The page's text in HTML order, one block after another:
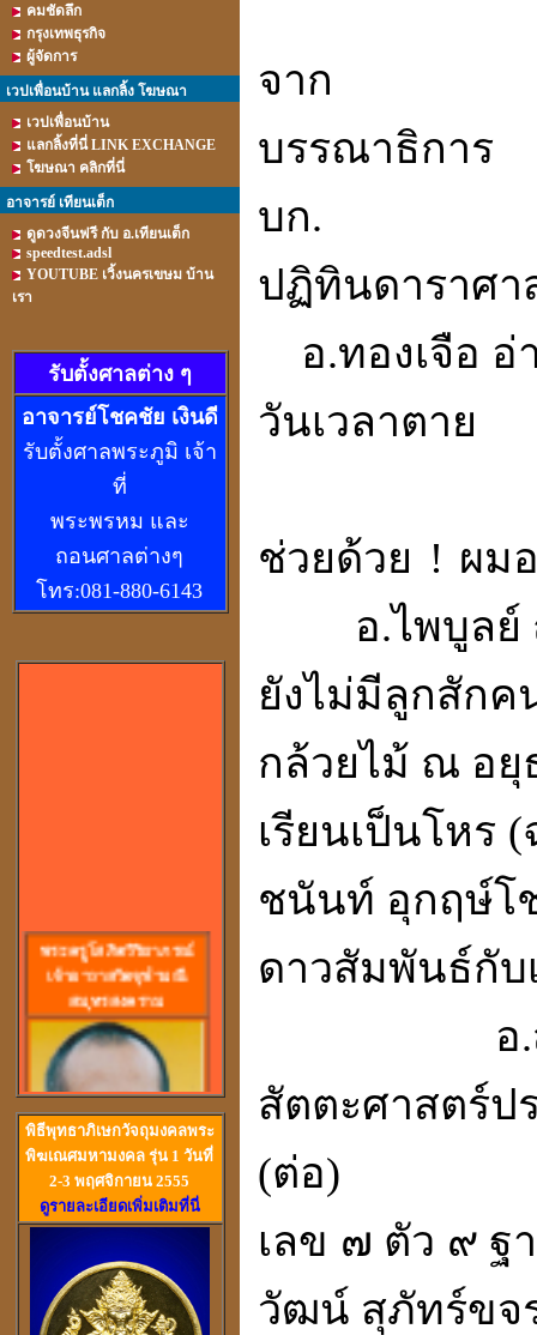
คมชัดลึก
กรุงเทพธุรกิจ
ผู้จัดการ
เวปเพื่อนบ้าน แลกลิ้ง โฆษณา
เวปเพื่อนบ้าน
แลกลิ้งที่นี่ LINK EXCHANGE
โฆษณา คลิกที่นี่
อาจารย์ เทียนเต็ก
ดูดวงจีนฟรี กับ อ.เทียนเต็ก
speedtest.adsl
YOUTUBE เวิ้งนครเขษม บ้าน
เรา
รับตั้งศาลต่าง ๆ
อาจารย์โชคชัย เงินดี
รับตั้งศาลพระภูมิ เจ้า
ที่
พระพรหม และ
ถอนศาลต่างๆ
โทร:081-880-6143
พระครูโสภิตวิริยาภรณ์
เจ้าอาวาสวัดจุฬามณี
สมุทรสงคราม
วัดสวนหงส์ สุพรรณบุรี
พิธีพุทธาภิเษกวัจถุมงคลพระ
พิฆเณศมหามงคล รุ่น 1 วันที่
2-3 พฤศจิกายน 2555
ดูรายละเอียดเพิ่มเติมที่นี่
จาก
บรรณาธิการ
บก.
ปฏิทินดาราศา
อ.ทองเจือ อ่
วันเวลาตาย
ช่วยด้วย ! ผม
อ.ไพบูล
ยังไม่มีลูกสักค
กล้วยไม้ ณ อยุ
เรียนเป็นโหร
ชนันท์ อุกฤษ์โ
ดาวสัมพันธ์กั
อ
สัตตะศาสตร์ป
(ต่อ)
เลข ๗ ตัว ๙ ฐ
วัฒน์ สุภัทร์ขจ